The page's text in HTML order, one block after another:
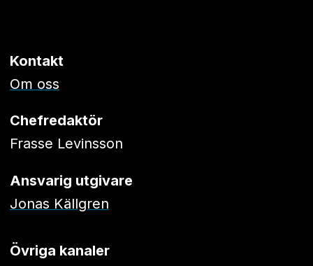
Kontakt
Om oss
Chefredaktör
Frasse Levinsson
Ansvarig utgivare
Jonas Källgren
Övriga kanaler